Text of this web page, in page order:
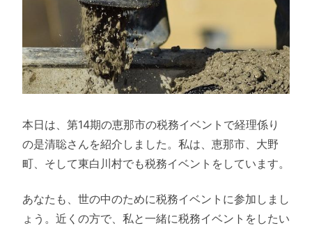
本日は、第14期の恵那市の税務イベントで経理係り
の是清聡さんを紹介しました。私は、恵那市、大野
町、そして東白川村でも税務イベントをしています。
あなたも、世の中のために税務イベントに参加しまし
ょう。近くの方で、私と一緒に税務イベントをしたい